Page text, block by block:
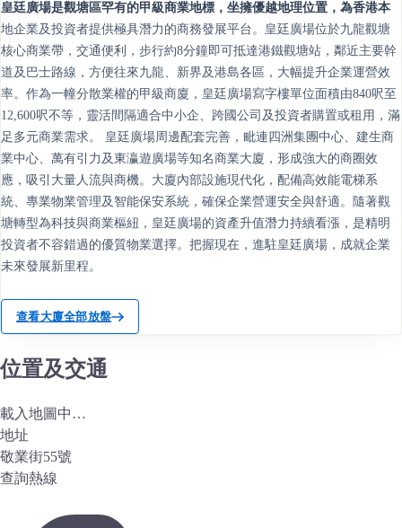
皇廷廣場是觀塘區罕有的甲級商業地標，坐擁優越地理位置，為香港本
地企業及投資者提供極具潛力的商務發展平台。皇廷廣場位於九龍觀塘
核心商業帶，交通便利，步行約8分鐘即可抵達港鐵觀塘站，鄰近主要幹
道及巴士路線，方便往來九龍、新界及港島各區，大幅提升企業運營效
率。作為一幢分散業權的甲級商廈，皇廷廣場寫字樓單位面積由840呎至
12,600呎不等，靈活間隔適合中小企、跨國公司及投資者購置或租用，滿
足多元商業需求。 皇廷廣場周邊配套完善，毗連四洲集團中心、建生商
業中心、萬有引力及東瀛遊廣場等知名商業大廈，形成強大的商圈效
應，吸引大量人流與商機。大廈內部設施現代化，配備高效能電梯系
統、專業物業管理及智能保安系統，確保企業營運安全與舒適。隨著觀
塘轉型為科技與商業樞紐，皇廷廣場的資產升值潛力持續看漲，是精明
投資者不容錯過的優質物業選擇。把握現在，進駐皇廷廣場，成就企業
未來發展新里程。
查看大廈全部放盤
位置及交通
載入地圖中…
地址
敬業街55號
查詢熱線